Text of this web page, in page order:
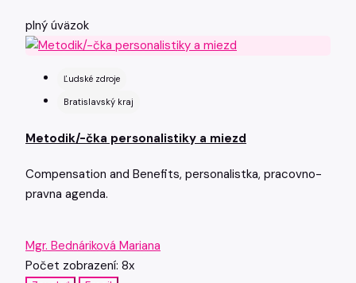
plný úväzok
Ľudské zdroje
Bratislavský kraj
Metodik/-čka personalistiky a miezd
Compensation and Benefits, personalistka, pracovno-
pravna agenda.
Mgr. Bednáriková Mariana
Počet zobrazení: 8x